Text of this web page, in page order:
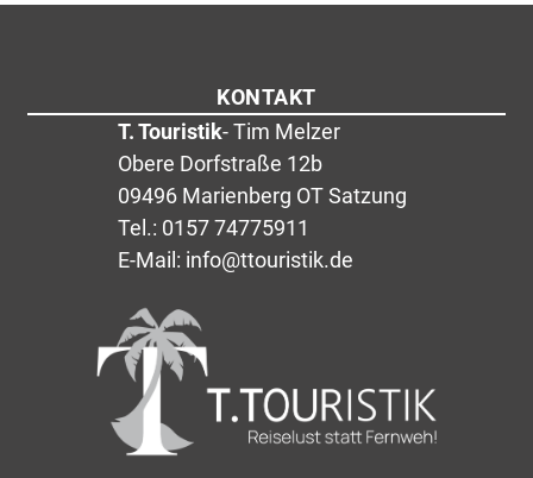
KONTAKT
T. Touristik- Tim Melzer
Obere Dorfstraße 12b
09496 Marienberg OT Satzung
Tel.: 0157 74775911
E-Mail: info@ttouristik.de